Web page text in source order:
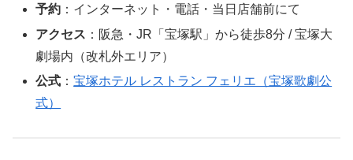
予約 ：インターネット・電話・当日店舗前にて
アクセス ：阪急・JR「宝塚駅」から徒歩8分 / 宝塚大
劇場内（改札外エリア）
公式 ：宝塚ホテル レストラン フェリエ（宝塚歌劇公
式）